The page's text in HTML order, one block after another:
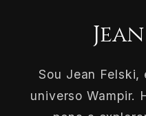
Sou Jean
universo Wampir.